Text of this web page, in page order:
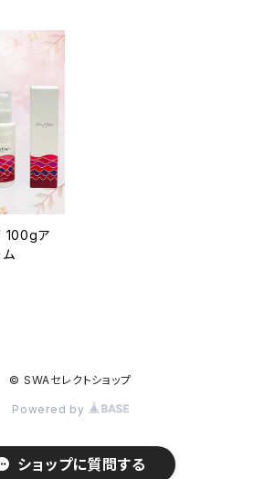
100gア
© SWAセレクトショップ
Powered by
ショップに質問する